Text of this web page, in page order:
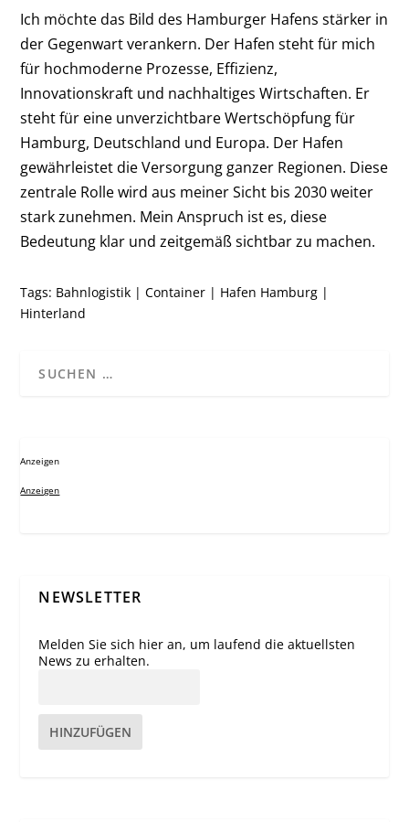
Ich möchte das Bild des Hamburger Hafens stärker in
der Gegenwart verankern. Der Hafen steht für mich
für hochmoderne Prozesse, Effizienz,
Innovationskraft und nachhaltiges Wirtschaften. Er
steht für eine unverzichtbare Wertschöpfung für
Hamburg, Deutschland und Europa. Der Hafen
gewährleistet die Versorgung ganzer Regionen. Diese
zentrale Rolle wird aus meiner Sicht bis 2030 weiter
stark zunehmen. Mein Anspruch ist es, diese
Bedeutung klar und zeitgemäß sichtbar zu machen.
Tags: Bahnlogistik |Container | Hafen Hamburg |
Hinterland
Anzeigen
Anzeigen
NEWSLETTER
Melden Sie sich hier an, um laufend die aktuellsten
News zu erhalten.
HINZUFÜGEN